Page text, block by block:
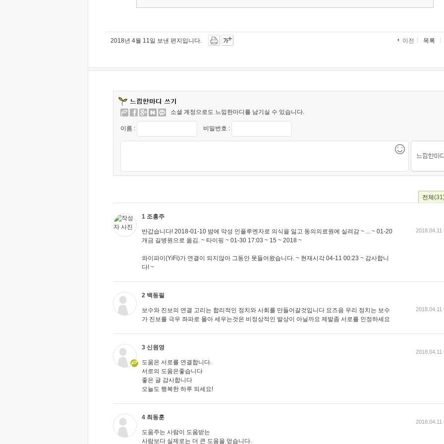
2018년 4월 11일 보낸 편지입니다. 이전 목록
소셜 계정으로도 느낌한마디를 남기실 수 있습니다.
이름 : 비밀번호 :
전체
1 조흥주
반갑습니다! 2018-01-10 밤에 악성 인플루엔자로 의식을 잃고 동의의료원에 실려감 ~ ... ~ 01-20
개금 길병원으로 옮김. ~ 타이핑 ~ 01-30 17:03 ~ 15 ~ 2018 ~
와이파이(YiFi)가 연결이 되지않아 그동안 못들어왔습니다. ~ 현재시각 04-11 00:23 ~ 감사합니
다! ~
2018.04.11
2 백동필
보수와 진보의 연결 고리는 합리적인 정치와 사회를 만들어갈것입니다 요즈음 우리 정치는 보수
가 진보를 극우 좌파로 몰아 세우는것은 비정상적인 발상이 아닐까요 제발좀 서로를 인정하세요
2018.04.11
3 신원영
도움은 서로를 연결합니다.
서로의 도움은좋습니다
좋은 글 감사합니다
오늘도 행복한 하루 되세요!
2018.04.11
4 최동훈
도움주는 사람이 도움받는
사람보다 실제로는 더 큰 도움을 얻습니다.
2018.04.11